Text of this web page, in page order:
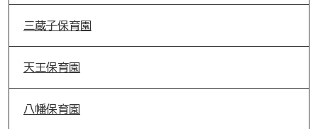
三蔵子保育園
天王保育園
八幡保育園